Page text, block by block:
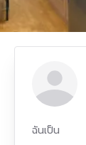
ฉันเป็น